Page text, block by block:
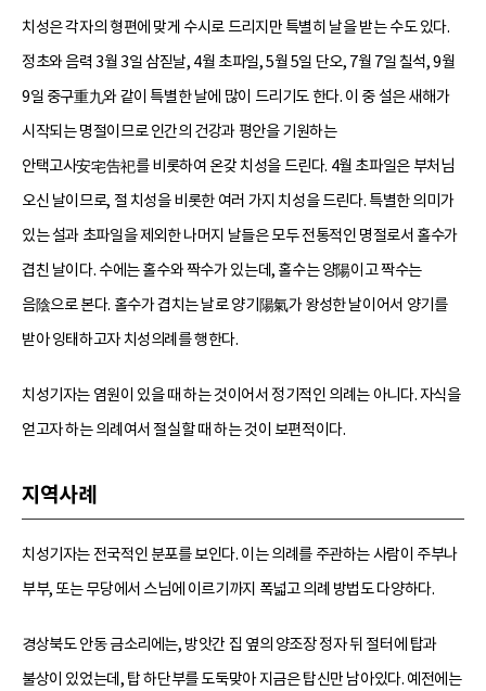
치성은 각자의 형편에 맞게 수시로 드리지만 특별히 날을 받는 수도 있다.
정초와 음력 3월 3일 삼짇날, 4월 초파일, 5월 5일 단오, 7월 7일 칠석, 9월
9일 중구重九와 같이 특별한 날에 많이 드리기도 한다. 이 중 설은 새해가
시작되는 명절이므로 인간의 건강과 평안을 기원하는
안택고사安宅告祀를 비롯하여 온갖 치성을 드린다. 4월 초파일은 부처님
오신 날이므로, 절 치성을 비롯한 여러 가지 치성을 드린다. 특별한 의미가
있는 설과 초파일을 제외한 나머지 날들은 모두 전통적인 명절로서 홀수가
겹친 날이다. 수에는 홀수와 짝수가 있는데, 홀수는 양陽이고 짝수는
음陰으로 본다. 홀수가 겹치는 날로 양기陽氣가 왕성한 날이어서 양기를
받아 잉태하고자 치성의례를 행한다.
치성기자는 염원이 있을 때 하는 것이어서 정기적인 의례는 아니다. 자식을
얻고자 하는 의례여서 절실할 때 하는 것이 보편적이다.
지역사례
치성기자는 전국적인 분포를 보인다. 이는 의례를 주관하는 사람이 주부나
부부, 또는 무당에서 스님에 이르기까지 폭넓고 의례 방법도 다양하다.
경상북도 안동 금소리에는, 방앗간 집 옆의 양조장 정자 뒤 절터에 탑과
불상이 있었는데, 탑 하단부를 도둑맞아 지금은 탑신만 남아있다. 예전에는